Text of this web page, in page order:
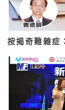
按揭奇難雜症